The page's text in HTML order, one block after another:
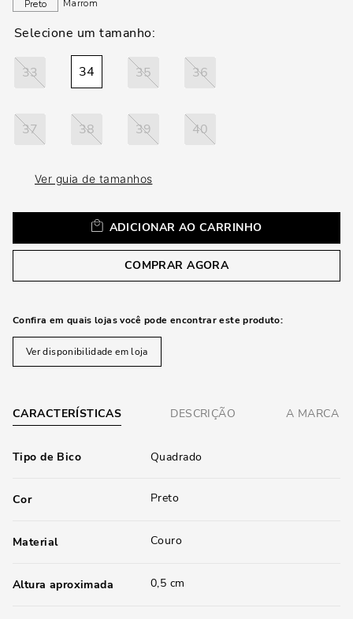
Preto Marrom
33 34 35 36
37 38 39 40
Ver guia de tamanhos
ADICIONAR AO CARRINHO
COMPRAR AGORA
Confira em quais lojas você pode encontrar este produto:
Ver disponibilidade em loja
CARACTERÍSTICAS DESCRIÇÃO A MARCA
Tipo de Bico Quadrado
Cor Preto
Material Couro
Altura aproximada 0,5 cm